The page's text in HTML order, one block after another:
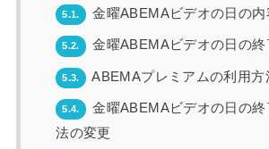
5.1. 金曜ABEMAビデオの日の内
5.2. 金曜ABEMAビデオの日の終
5.3. ABEMAプレミアムの利用方
5.4.
金曜ABEMAビデオの日の
法の変更